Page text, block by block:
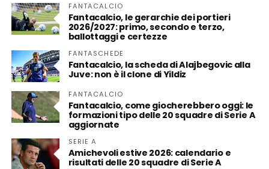
FANTACALCIO
Fantacalcio, le gerarchie dei portieri
2026/2027: primo, secondo e terzo,
ballottaggi e certezze
FANTASCHEDE
Fantacalcio, la scheda di Alajbegovic alla
Juve: non è il clone di Yildiz
FANTACALCIO
Fantacalcio, come giocherebbero oggi: le
formazioni tipo delle 20 squadre di Serie A
aggiornate
SERIE A
Amichevoli estive 2026: calendario e
risultati delle 20 squadre di Serie A